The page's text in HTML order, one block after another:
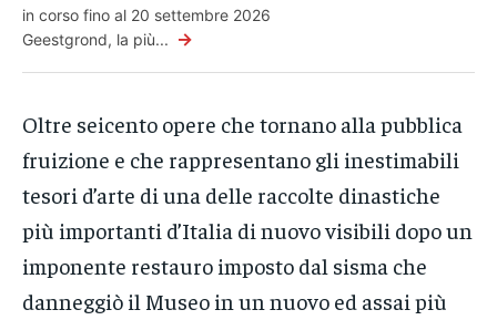
in corso fino al 20 settembre 2026
Geestgrond, la più... →
Oltre seicento opere che tornano alla pubblica
fruizione e che rappresentano gli inestimabili
tesori d’arte di una delle raccolte dinastiche
più importanti d’Italia di nuovo visibili dopo un
imponente restauro imposto dal sisma che
danneggiò il Museo in un nuovo ed assai più